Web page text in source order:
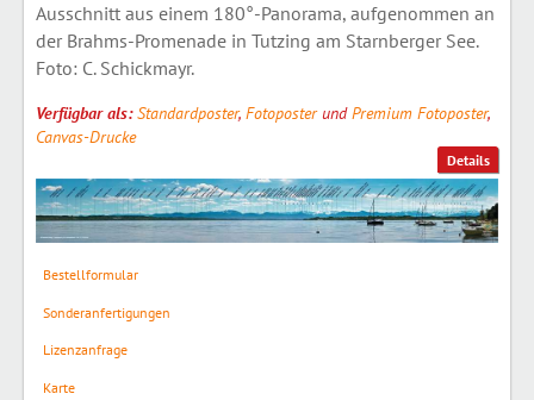
Details
Ausschnitt aus einem 180°-Panorama, aufgenommen an
der Brahms-Promenade in Tutzing am Starnberger See.
Foto: C. Schickmayr.
Verfügbar als:Standardposter, FotoposterundPremium Fotoposter,
Canvas-Drucke
Bestellformular
Sonderanfertigungen
Lizenzanfrage
Karte